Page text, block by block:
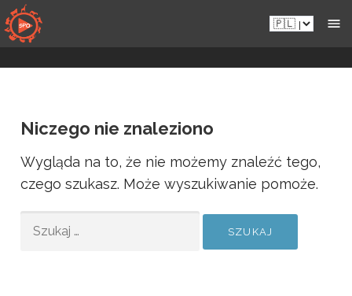
Przejdź
do
zawartości
Pl.sportsmansparadiseonline.com
Niczego nie znaleziono
Wygląda na to, że nie możemy znaleźć tego,
czego szukasz. Może wyszukiwanie pomoże.